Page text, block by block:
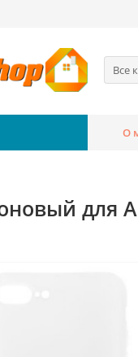
Все
О
для